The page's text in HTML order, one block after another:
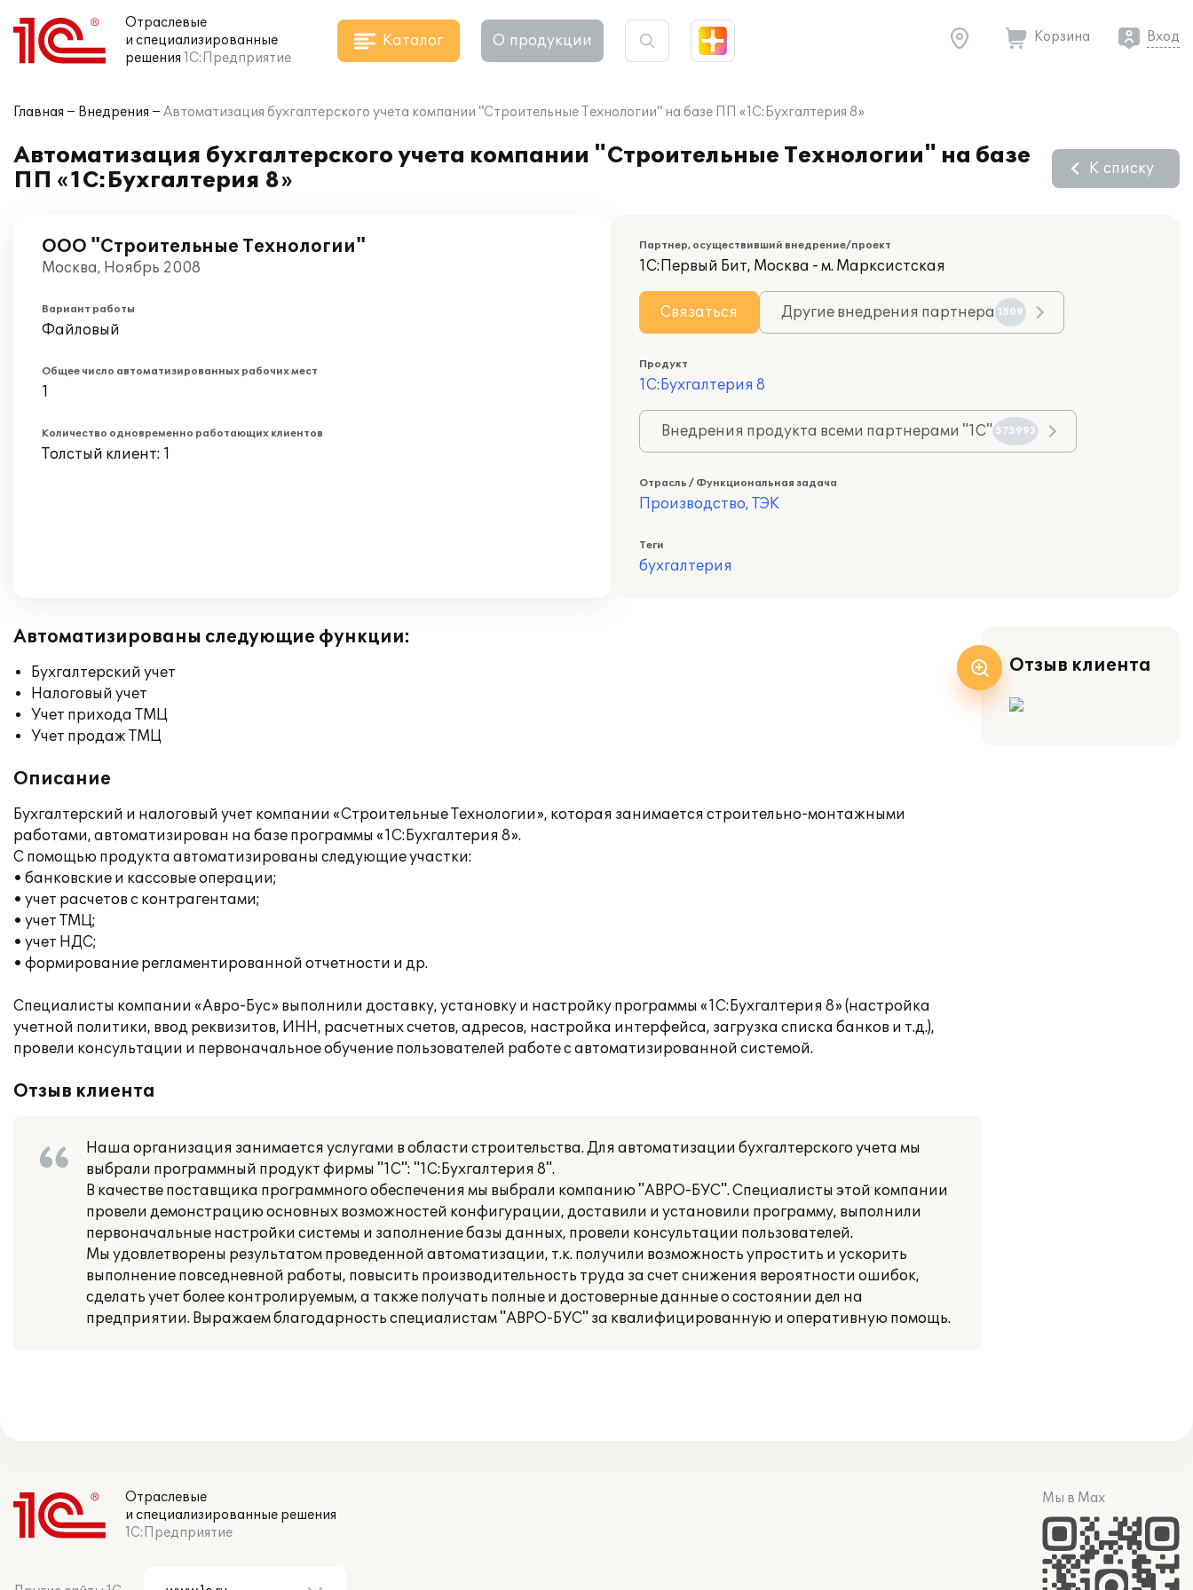
Отраслевые
и специализированные
решения 1С:Предприятие
Каталог О продукции Корзина Вход
Главная Внедрения Автоматизация бухгалтерского учета компании "Строительные Технологии" на базе ПП «1С:Бухгалтерия 8»
Автоматизация бухгалтерского учета компании "Строительные Технологии" на базе
ПП «1С:Бухгалтерия 8»
К списку
ООО "Строительные Технологии"
Москва, Ноябрь 2008
Вариант работы
Файловый
Общее число автоматизированных рабочих мест
1
Количество одновременно работающих клиентов
Толстый клиент: 1
Партнер, осуществивший внедрение/проект
1С:Первый Бит, Москва - м. Марксистская
Связаться Другие внедрения партнера 1509
Продукт
1С:Бухгалтерия 8
Внедрения продукта всеми партнерами "1С" 575993
Отрасль / Функциональная задача
Производство, ТЭК
Теги
бухгалтерия
Автоматизированы следующие функции:
Бухгалтерский учет
Налоговый учет
Учет прихода ТМЦ
Учет продаж ТМЦ
Описание
Бухгалтерский и налоговый учет компании «Строительные Технологии», которая занимается строительно-монтажными
работами, автоматизирован на базе программы «1С:Бухгалтерия 8».
С помощью продукта автоматизированы следующие участки:
• банковские и кассовые операции;
• учет расчетов с контрагентами;
• учет ТМЦ;
• учет НДС;
• формирование регламентированной отчетности и др.
Специалисты компании «Авро-Бус» выполнили доставку, установку и настройку программы «1С:Бухгалтерия 8» (настройка
учетной политики, ввод реквизитов, ИНН, расчетных счетов, адресов, настройка интерфейса, загрузка списка банков и т.д.),
провели консультации и первоначальное обучение пользователей работе с автоматизированной системой.
Отзыв клиента
Наша организация занимается услугами в области строительства. Для автоматизации бухгалтерского учета мы
выбрали программный продукт фирмы "1С": "1С:Бухгалтерия 8".
В качестве поставщика программного обеспечения мы выбрали компанию "АВРО-БУС". Специалисты этой компании
провели демонстрацию основных возможностей конфигурации, доставили и установили программу, выполнили
первоначальные настройки системы и заполнение базы данных, провели консультации пользователей.
Мы удовлетворены результатом проведенной автоматизации, т.к. получили возможность упростить и ускорить
выполнение повседневной работы, повысить производительность труда за счет снижения вероятности ошибок,
сделать учет более контролируемым, а также получать полные и достоверные данные о состоянии дел на
предприятии. Выражаем благодарность специалистам "АВРО-БУС" за квалифицированную и оперативную помощь.
Отзыв клиента
Отраслевые
и специализированные решения
1С:Предприятие
Мы в Max